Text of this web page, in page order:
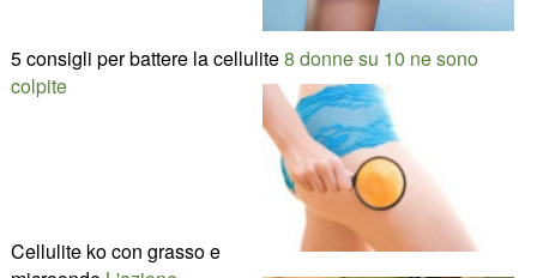
5 consigli per battere la cellulite8 donne su 10 ne sono
colpite
Cellulite ko con grasso e